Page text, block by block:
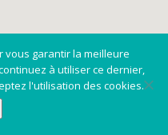
vous garantir la meilleure
à utiliser ce dernier,
l'utilisation des cookies.